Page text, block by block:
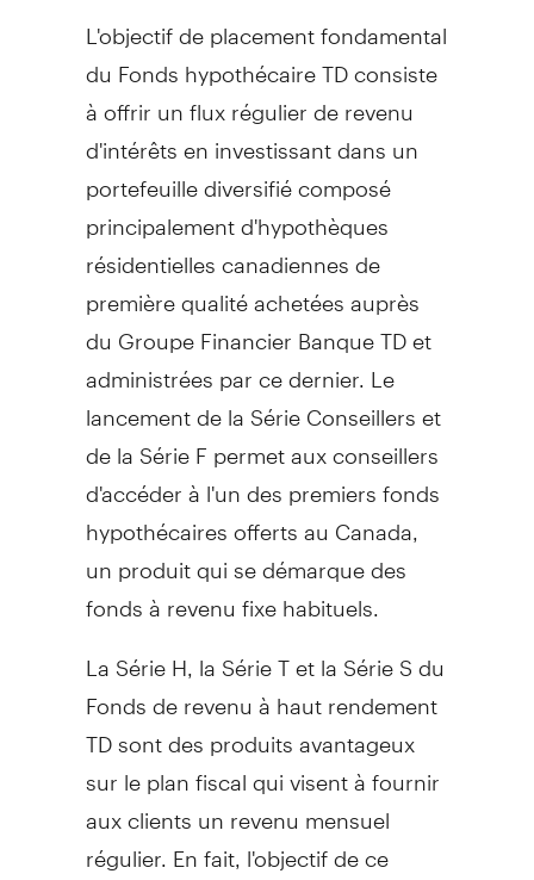
L'objectif de placement fondamental
du Fonds hypothécaire TD consiste
à offrir un flux régulier de revenu
d'intérêts en investissant dans un
portefeuille diversifié composé
principalement d'hypothèques
résidentielles canadiennes de
première qualité achetées auprès
du Groupe Financier Banque TD et
administrées par ce dernier. Le
lancement de la Série Conseillers et
de la Série F permet aux conseillers
d'accéder à l'un des premiers fonds
hypothécaires offerts au Canada,
un produit qui se démarque des
fonds à revenu fixe habituels.
La Série H, la Série T et la Série S du
Fonds de revenu à haut rendement
TD sont des produits avantageux
sur le plan fiscal qui visent à fournir
aux clients un revenu mensuel
régulier. En fait, l'objectif de ce